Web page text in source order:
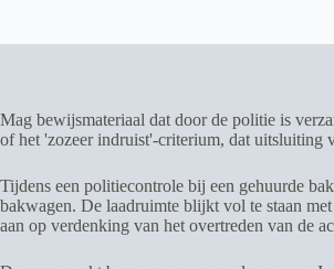
Mag bewijsmateriaal dat door de politie is
of het 'zozeer indruist'-criterium, dat uitsluiting
Tijdens een politiecontrole bij een gehuurde
bakwagen. De laadruimte blijkt vol te staan
aan op verdenking van het overtreden van de